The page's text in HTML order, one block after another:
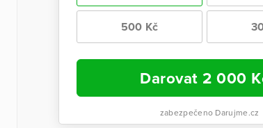
500 Kč
Darovat 2 000
zabezpečeno Darujme.cz